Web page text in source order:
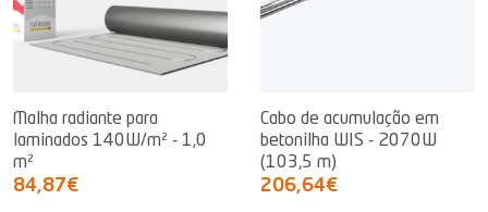
Malha radiante para
laminados 140W/m² - 1,0
m²
84,87€
Cabo de acumulação em
betonilha WIS - 2070W
(103,5 m)
206,64€